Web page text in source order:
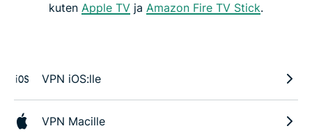
kuten Apple TV ja Amazon Fire TV Stick.
VPN iOS:lle
VPN Macille